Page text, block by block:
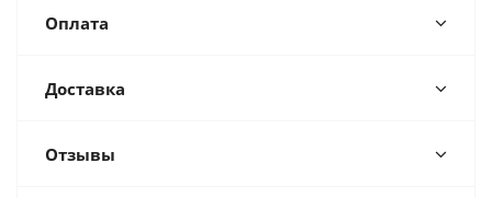
Оплата
Доставка
Отзывы